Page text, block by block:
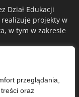
przeglądania,
oraz
Dział Edukacji
projekty w
w tym w zakresie